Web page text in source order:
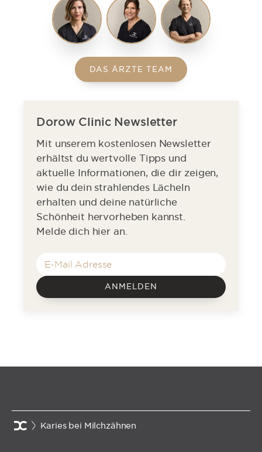
DAS ÄRZTE TEAM
Dorow Clinic Newsletter
Mit unserem kostenlosen Newsletter
erhältst du wertvolle Tipps und
aktuelle Informationen, die dir zeigen,
wie du dein strahlendes Lächeln
erhalten und deine natürliche
Schönheit hervorheben kannst.
Melde dich hier an.
ANMELDEN
Karies bei Milchzähnen